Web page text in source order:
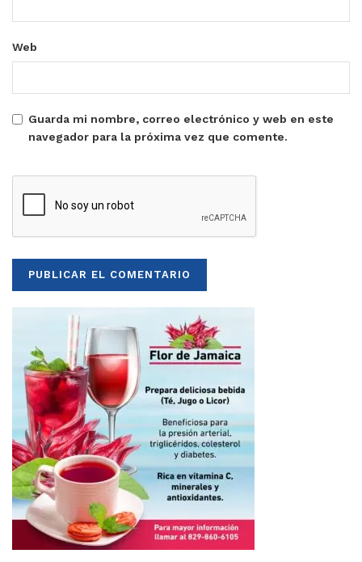
Web
Guarda mi nombre, correo electrónico y web en este
navegador para la próxima vez que comente.